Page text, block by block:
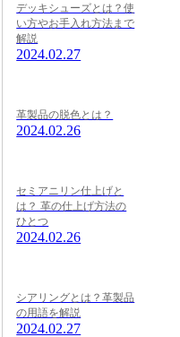
デッキシューズとは？使
い方やお手入れ方法まで
解説
2024.02.27
革製品の脱色とは？
2024.02.26
セミアニリン仕上げと
は？ 革の仕上げ方法の
ひとつ
2024.02.26
シアリングとは？革製品
の用語を解説
2024.02.27